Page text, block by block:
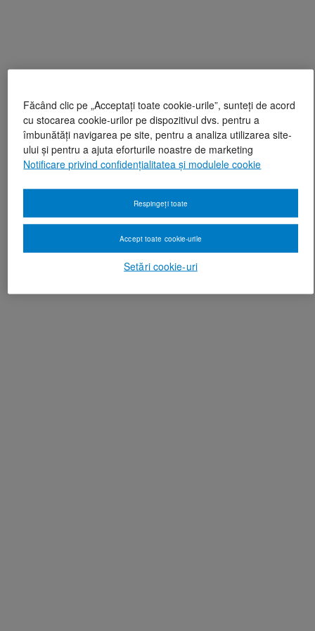
Făcând clic pe „Acceptați toate cookie-urile”, sunteți de acord
cu stocarea cookie-urilor pe dispozitivul dvs. pentru a
îmbunătăți navigarea pe site, pentru a analiza utilizarea site-
ului și pentru a ajuta eforturile noastre de marketing
Notificare privind confidențialitatea și modulele cookie
Setări cookie-uri
Respingeți toate
Accept toate cookie-urile